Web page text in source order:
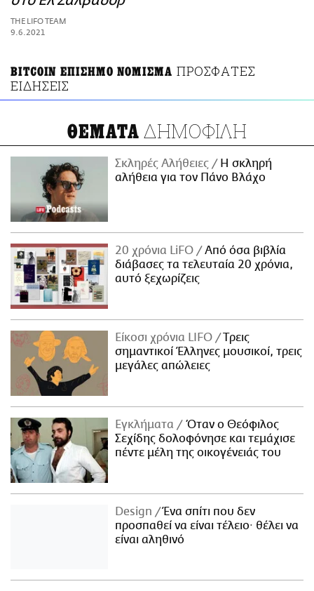
ΑΜΠΑ
PRINT
THE LIFO TEAM
9.6.2021
BITCOIN ΕΠΙΣΗΜΟ ΝΟΜΙΣΜΑ ΠΡΟΣΦΑΤΕΣ
ΕΙΔΗΣΕΙΣ
ΘΕΜΑΤΑ ΔΗΜΟΦΙΛΗ
Σκληρές Αλήθειες
H σκληρή
αλήθεια για τον Πάνο Βλάχο
20 χρόνια LiFO
Από όσα βιβλία
διάβασες τα τελευταία 20 χρόνια,
αυτό ξεχωρίζεις
Είκοσι χρόνια LIFO
Tρεις
σημαντικοί Έλληνες μουσικοί, τρεις
μεγάλες απώλειες
Εγκλήματα
Όταν ο Θεόφιλος
Σεχίδης δολοφόνησε και τεμάχισε
πέντε μέλη της οικογένειάς του
Design
Ένα σπίτι που δεν
προσπαθεί να είναι τέλειο· θέλει να
είναι αληθινό